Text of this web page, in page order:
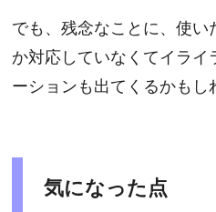
でも、残念なことに、使
か対応していなくてイラ
ーションも出てくるかもし
気になった点